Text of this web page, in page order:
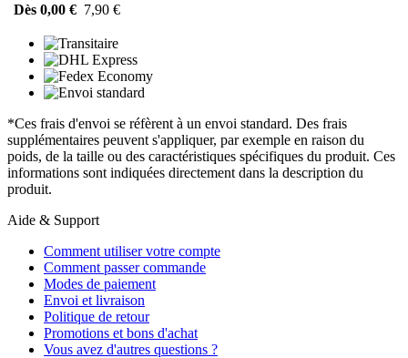
Dès 0,00 € 7,90 €
*Ces frais d'envoi se réfèrent à un envoi standard. Des frais
supplémentaires peuvent s'appliquer, par exemple en raison du
poids, de la taille ou des caractéristiques spécifiques du produit. Ces
informations sont indiquées directement dans la description du
produit.
Aide & Support
Comment utiliser votre compte
Comment passer commande
Modes de paiement
Envoi et livraison
Politique de retour
Promotions et bons d'achat
Vous avez d'autres questions ?